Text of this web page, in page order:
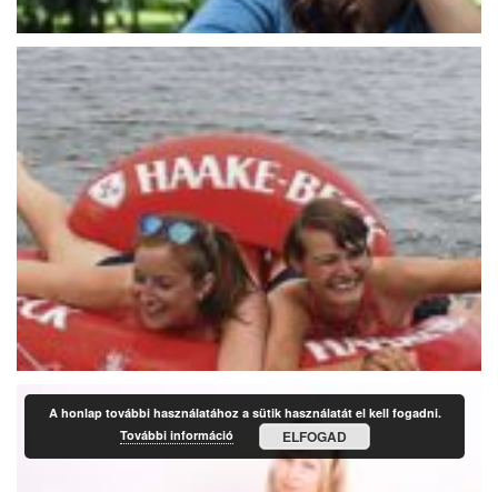
A honlap további használatához a sütik használatát el kell fogadni.
További információ
ELFOGAD